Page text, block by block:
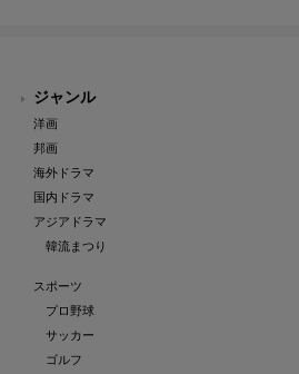
ジャンル
洋画
邦画
海外ドラマ
国内ドラマ
アジアドラマ
韓流まつり
スポーツ
プロ野球
サッカー
ゴルフ